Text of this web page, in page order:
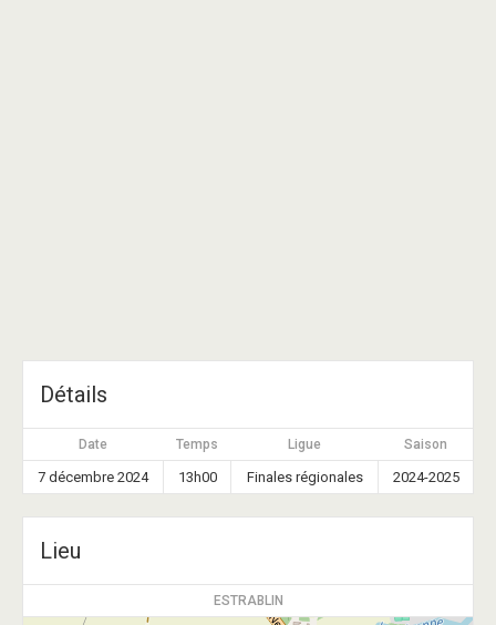
Détails
Date Temps Ligue Saison
7 décembre 2024 13h00 Finales régionales 2024-2025
Lieu
ESTRABLIN